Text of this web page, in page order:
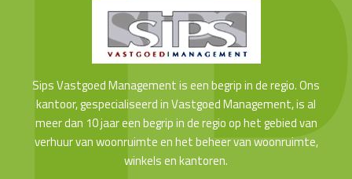
Sips Vastgoed Management is een begrip in de regio. Ons
kantoor, gespecialiseerd in Vastgoed Management, is al
meer dan 10 jaar een begrip in de regio op het gebied van
verhuur van woonruimte en het beheer van woonruimte,
winkels en kantoren.